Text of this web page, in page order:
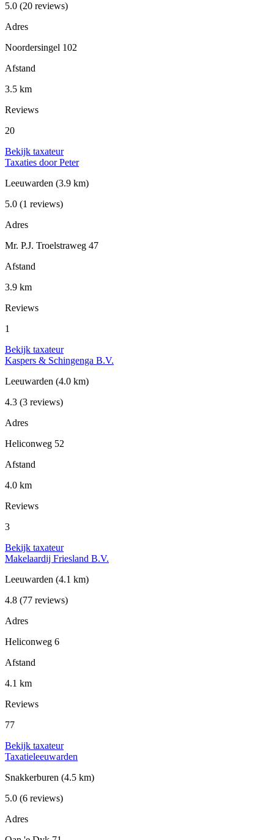
5.0 (20 reviews)
Adres
Noordersingel 102
Afstand
3.5 km
Reviews
20
Bekijk taxateur
Taxaties door Peter
Leeuwarden (3.9 km)
5.0 (1 reviews)
Adres
Mr. P.J. Troelstraweg 47
Afstand
3.9 km
Reviews
1
Bekijk taxateur
Kaspers & Schingenga B.V.
Leeuwarden (4.0 km)
4.3 (3 reviews)
Adres
Heliconweg 52
Afstand
4.0 km
Reviews
3
Bekijk taxateur
Makelaardij Friesland B.V.
Leeuwarden (4.1 km)
4.8 (77 reviews)
Adres
Heliconweg 6
Afstand
4.1 km
Reviews
77
Bekijk taxateur
Taxatieleeuwarden
Snakkerburen (4.5 km)
5.0 (6 reviews)
Adres